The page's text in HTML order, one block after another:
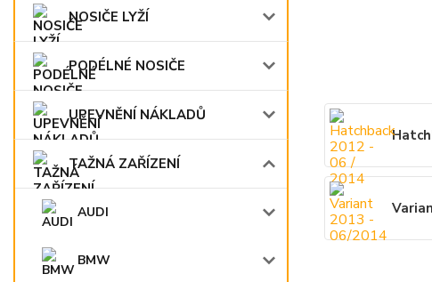
NOSIČE LYŽÍ
PODÉLNÉ NOSIČE
UPEVNĚNÍ NÁKLADŮ
TAŽNÁ ZAŘÍZENÍ
AUDI
BMW